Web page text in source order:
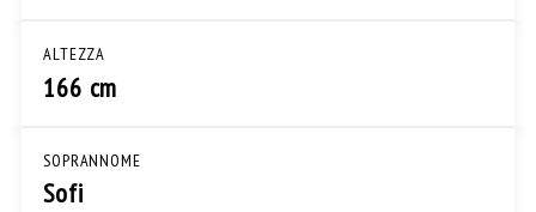
ALTEZZA
166 cm
SOPRANNOME
Sofi